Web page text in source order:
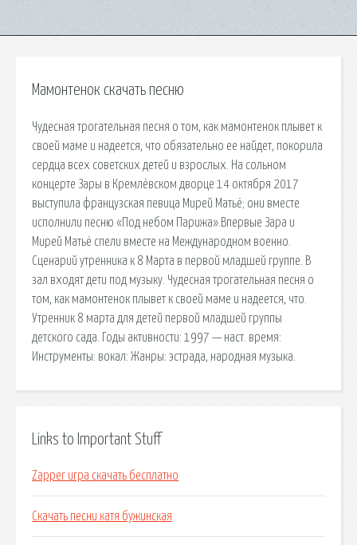
Мамонтенок скачать песню
Чудесная трогательная песня о том, как мамонтенок плывет к
своей маме и надеется, что обязательно ее найдет, покорила
сердца всех советских детей и взрослых. На сольном
концерте Зары в Кремлёвском дворце 14 октября 2017
выступила французская певица Мирей Матьё; они вместе
исполнили песню «Под небом Парижа».Впервые Зара и
Мирей Матьё спели вместе на Международном военно.
Сценарий утренника к 8 Марта в первой младшей группе. В
зал входят дети под музыку. Чудесная трогательная песня о
том, как мамонтенок плывет к своей маме и надеется, что.
Утренник 8 марта для детей первой младшей группы
детского сада. Годы активности: 1997 — наст. время:
Инструменты: вокал: Жанры: эстрада, народная музыка.
Links to Important Stuff
Zapper игра скачать бесплатно
Скачать песни катя бужинская